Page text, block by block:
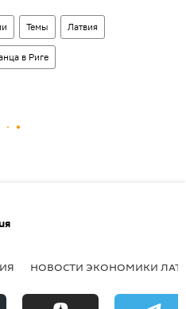
Темы Латвия
в Риге
НОВОСТИ ЭКОНОМИКИ